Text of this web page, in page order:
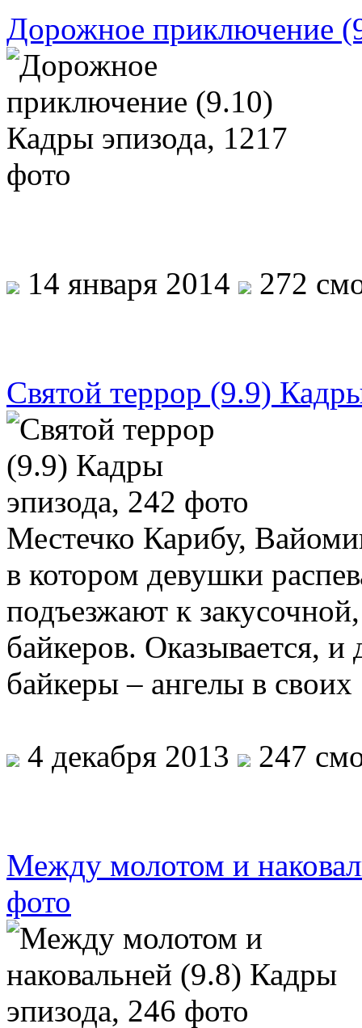
Дорожное приключение
14 января 2014 272
Святой террор (9.9)
Местечко Карибу,
в котором девушки
подъезжают к
байкеров. Оказывается, и
байкеры – ангелы в
4 декабря 2013 247
Между молотом и
фото